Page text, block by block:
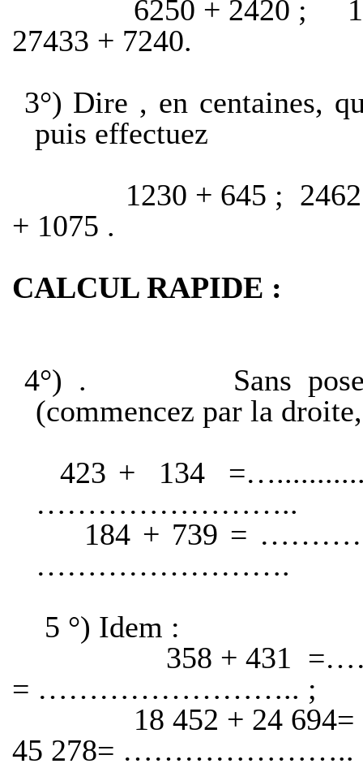
6250 + 2420 ;
27433 + 7240.
3°) Dire , en centaines,
puis effectuez
1230 + 645 ;
+ 1075 .
CALCUL RAPIDE :
4°) .
Sans
(commencez par la
423 +
134
……………………..
184 + 739 =
…………………….
5 °) Idem :
358 + 431
= …………………….. ;
18 452 + 24
45 278= …………………..